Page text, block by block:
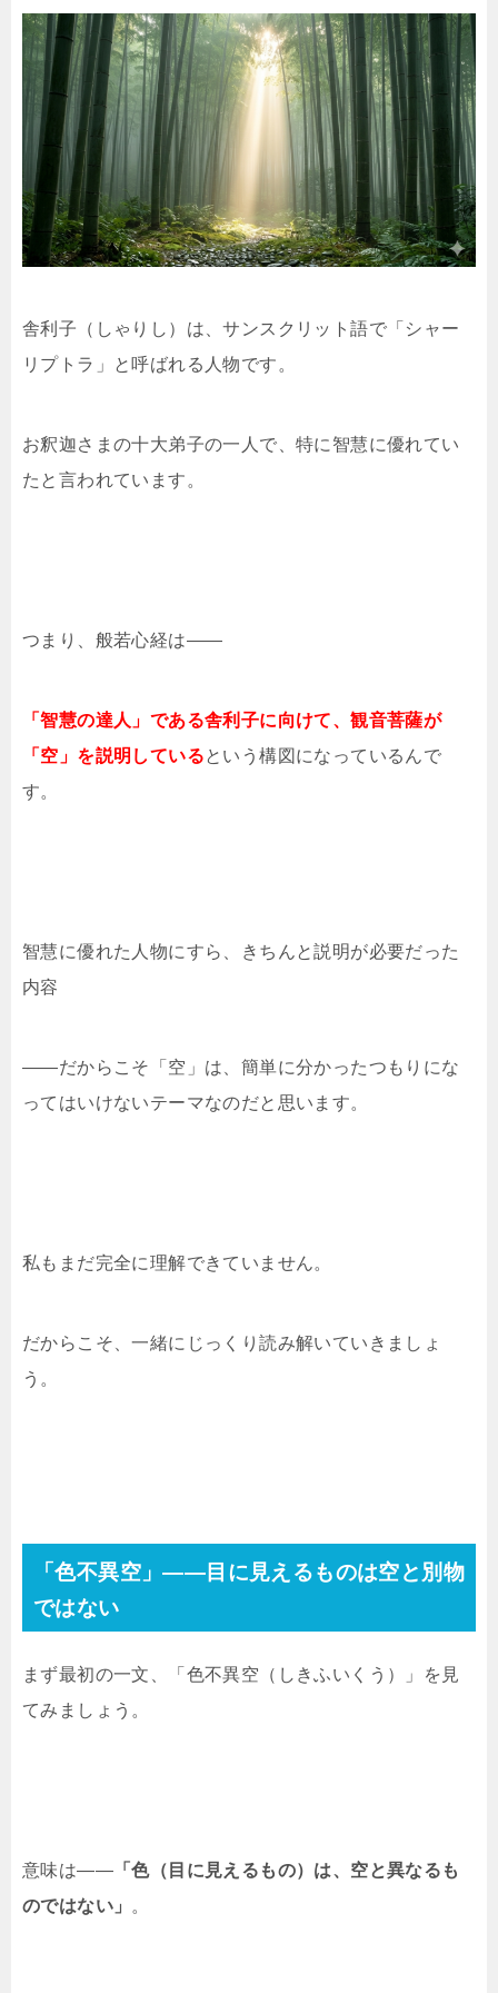
舎利子（しゃりし）は、サンスクリット語で「シャー
リプトラ」と呼ばれる人物です。
お釈迦さまの十大弟子の一人で、特に智慧に優れてい
たと言われています。
つまり、般若心経は——
「智慧の達人」である舎利子に向けて、観音菩薩が
「空」を説明しているという構図になっているんで
す。
智慧に優れた人物にすら、きちんと説明が必要だった
内容
——だからこそ「空」は、簡単に分かったつもりにな
ってはいけないテーマなのだと思います。
私もまだ完全に理解できていません。
だからこそ、一緒にじっくり読み解いていきましょ
う。
「色不異空」——目に見えるものは空と別物
ではない
まず最初の一文、「色不異空（しきふいくう）」を見
てみましょう。
意味は—— 「色（目に見えるもの）は、空と異なるも
のではない」 。